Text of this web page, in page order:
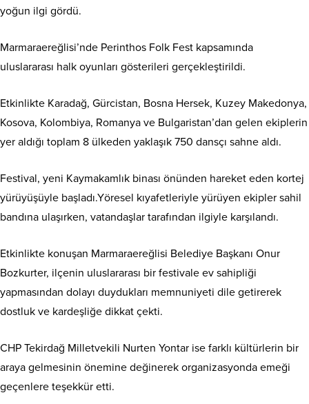
yoğun ilgi gördü.
Marmaraereğlisi’nde Perinthos Folk Fest kapsamında
uluslararası halk oyunları gösterileri gerçekleştirildi.
Etkinlikte Karadağ, Gürcistan, Bosna Hersek, Kuzey Makedonya,
Kosova, Kolombiya, Romanya ve Bulgaristan’dan gelen ekiplerin
yer aldığı toplam 8 ülkeden yaklaşık 750 dansçı sahne aldı.
Festival, yeni Kaymakamlık binası önünden hareket eden kortej
yürüyüşüyle başladı.Yöresel kıyafetleriyle yürüyen ekipler sahil
bandına ulaşırken, vatandaşlar tarafından ilgiyle karşılandı.
Etkinlikte konuşan Marmaraereğlisi Belediye Başkanı Onur
Bozkurter, ilçenin uluslararası bir festivale ev sahipliği
yapmasından dolayı duydukları memnuniyeti dile getirerek
dostluk ve kardeşliğe dikkat çekti.
CHP Tekirdağ Milletvekili Nurten Yontar ise farklı kültürlerin bir
araya gelmesinin önemine değinerek organizasyonda emeği
geçenlere teşekkür etti.